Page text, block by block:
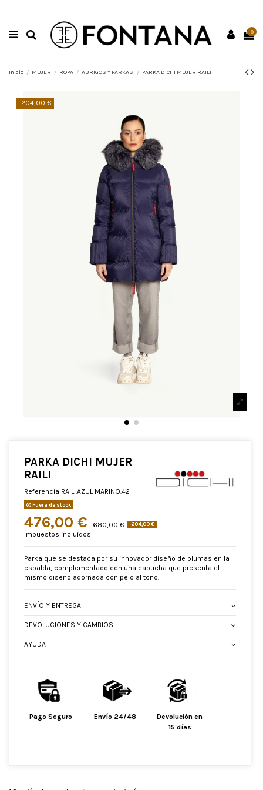
0
Inicio MUJER ROPA ABRIGOS Y PARKAS PARKA DICHI MUJER RAILI
-204,00 €
PARKA DICHI MUJER
RAILI
Referencia RAILI.AZUL MARINO.42
Fuera de stock
476,00 € 680,00 € -204,00 €
Impuestos incluidos
Parka que se destaca por su innovador diseño de plumas en la
espalda, complementado con una capucha que presenta el
mismo diseño adornada con pelo al tono.
ENVÍO Y ENTREGA
DEVOLUCIONES Y CAMBIOS
AYUDA
Pago Seguro Envío 24/48
Devolución en
15 días